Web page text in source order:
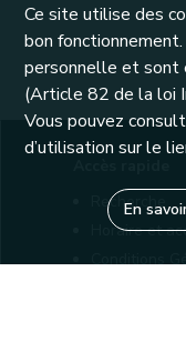
Recherche
Horaire et
Conditions
Ce site utilise des
bon
personnelle et sont
(Article 82 de la loi
Vous pouvez
d’utilisation sur le
En